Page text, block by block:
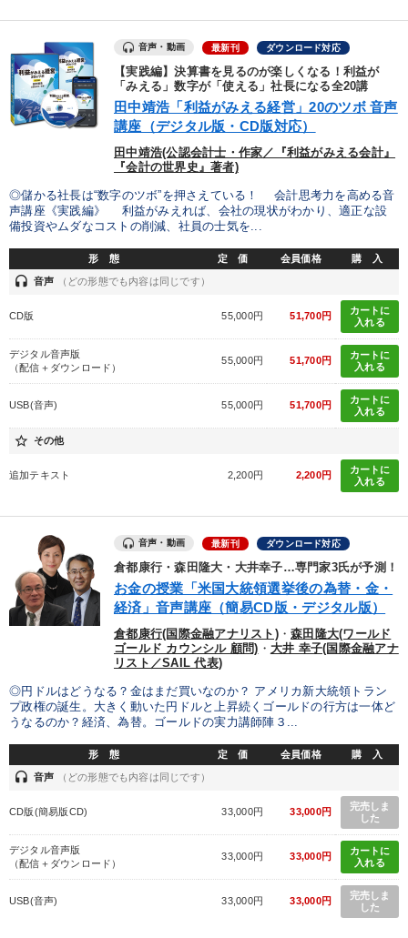
音声・動画 最新刊 ダウンロード対応
【実践編】決算書を見るのが楽しくなる！利益が
「みえる」数字が「使える」社長になる全20講
田中靖浩「利益がみえる経営」20のツボ 音声
講座（デジタル版・CD版対応）
田中靖浩(公認会計士・作家／『利益がみえる会計』
『会計の世界史』著者)
◎儲かる社長は“数字のツボ”を押さえている！ 会計思考力を高める音
声講座《実践編》 利益がみえれば、会社の現状がわかり、適正な設
備投資やムダなコストの削減、社員の士気を...
形 態 定 価 会員価格 購 入
headset 音声 （どの形態でも内容は同じです）
CD版 55,000円 51,700円
カートに
入れる
デジタル音声版
（配信＋ダウンロード）
55,000円 51,700円
カートに
入れる
USB(音声) 55,000円 51,700円
カートに
入れる
star_border その他
追加テキスト 2,200円 2,200円
カートに
入れる
音声・動画 最新刊 ダウンロード対応
倉都康行・森田隆大・大井幸子…専門家3氏が予測！
お金の授業「米国大統領選挙後の為替・金・
経済」音声講座（簡易CD版・デジタル版）
倉都康行(国際金融アナリスト)・森田隆大(ワールド
ゴールド カウンシル 顧問) ・ 大井 幸子(国際金融アナ
リスト／SAIL 代表)
◎円ドルはどうなる？金はまだ買いなのか？ アメリカ新大統領トラン
プ政権の誕生。大きく動いた円ドルと上昇続くゴールドの行方は一体ど
うなるのか？経済、為替。ゴールドの実力講師陣３...
形 態 定 価 会員価格 購 入
headset 音声 （どの形態でも内容は同じです）
CD版(簡易版CD) 33,000円 33,000円
完売しま
した
デジタル音声版
（配信＋ダウンロード）
33,000円 33,000円
カートに
入れる
USB(音声) 33,000円 33,000円
完売しま
した